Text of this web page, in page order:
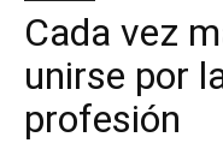
Cada vez
unirse por
profesión